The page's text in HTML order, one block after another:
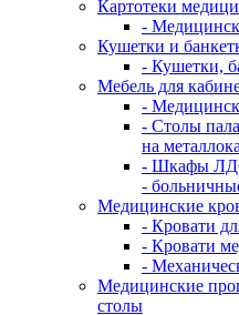
Картотеки
-
Кушетки и
- Кушетки,
Мебель для
-
- Столы
на
- Шкафы
-
Медицинские
- Кровати
- Кровати
-
Медицинские
столы